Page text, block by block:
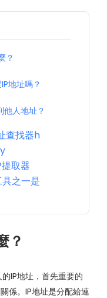
？
地址嗎？
人地址？
查找器h
取器
之一是
？
IP地址，首先重要的
係。IP地址是分配給連